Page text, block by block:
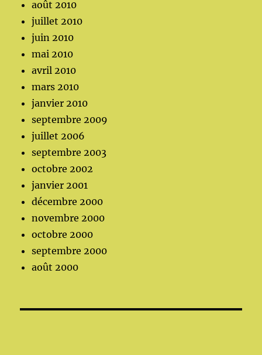
août 2010
juillet 2010
juin 2010
mai 2010
avril 2010
mars 2010
janvier 2010
septembre 2009
juillet 2006
septembre 2003
octobre 2002
janvier 2001
décembre 2000
novembre 2000
octobre 2000
septembre 2000
août 2000